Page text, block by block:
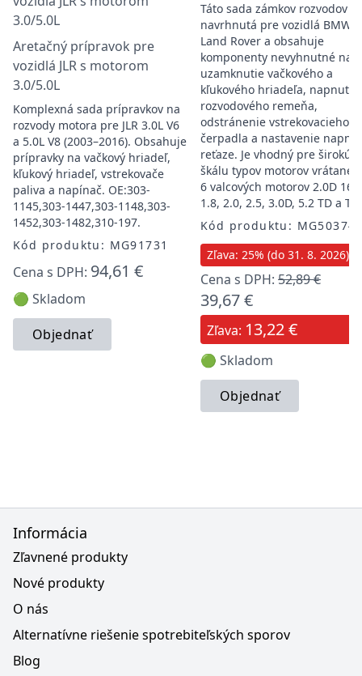
Aretačný prípravok pre
vozidlá JLR s motorom
3.0/5.0L
Komplexná sada prípravkov na
rozvody motora pre JLR 3.0L V6
a 5.0L V8 (2003–2016). Obsahuje
prípravky na vačkový hriadeľ,
kľukový hriadeľ, vstrekovače
paliva a napínač. OE:303-
1145,303-1447,303-1148,303-
1452,303-1482,310-197.
Kód produktu: MG91731
Cena s DPH: 94,61 €
🟢 Skladom
Objednať
Táto sada zámkov rozvodov je
navrhnutá pre vozidlá BMW a
Land Rover a obsahuje
komponenty nevyhnutné na
uzamknutie vačkového a
kľukového hriadeľa, napnutie
rozvodového remeňa,
odstránenie vstrekovacieho
čerpadla a nastavenie
reťaze. Je vhodný pre širokú
škálu typov motorov vrátane
6 valcových motorov 2.0D 16V,
1.8, 2.0, 2.5, 3.0D, 5.2 TD a
Kód produktu: MG50374
Zľava: 25% (do 31. 8. 2026)
Cena s DPH: 52,89 €
39,67 €
Zľava: 13,22 €
🟢 Skladom
Objednať
Informácia
Zľavnené produkty
Nové produkty
O nás
Alternatívne riešenie spotrebiteľských sporov
Blog